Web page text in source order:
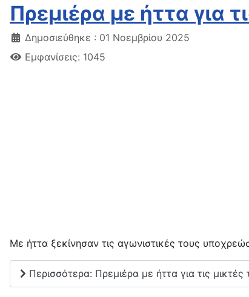
Πρεμιέρα με ήττα για
Δημοσιεύθηκε : 01 Νοεμβρίου 2025
Εμφανίσεις: 1045
Με ήττα ξεκίνησαν τις αγωνιστικές τους
Περισσότερα: Πρεμιέρα με ήττα για τις